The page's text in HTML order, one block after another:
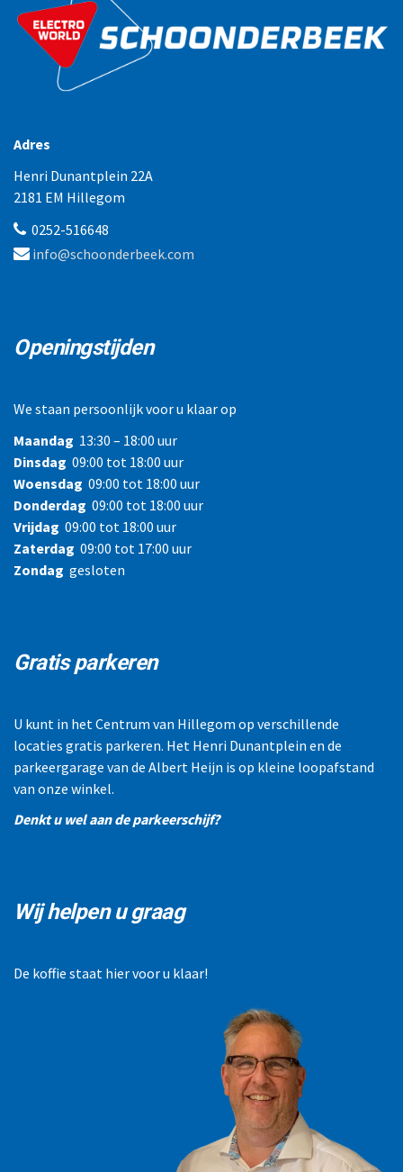
Adres
Henri Dunantplein 22A
2181 EM Hillegom
0252-516648
info@schoonderbeek.com
Openingstijden
We staan persoonlijk voor u klaar op
Maandag 13:30 – 18:00 uur
Dinsdag 09:00 tot 18:00 uur
Woensdag 09:00 tot 18:00 uur
Donderdag 09:00 tot 18:00 uur
Vrijdag 09:00 tot 18:00 uur
Zaterdag 09:00 tot 17:00 uur
Zondag gesloten
Gratis parkeren
U kunt in het Centrum van Hillegom op verschillende
locaties gratis parkeren. Het Henri Dunantplein en de
parkeergarage van de Albert Heijn is op kleine loopafstand
van onze winkel.
Denkt u wel aan de parkeerschijf?
Wij helpen u graag
De koffie staat hier voor u klaar!